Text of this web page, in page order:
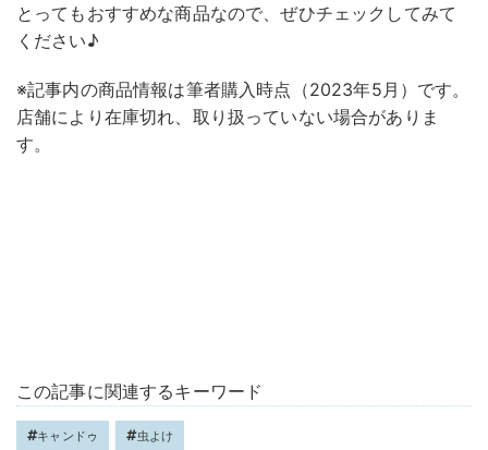
とってもおすすめな商品なので、ぜひチェックしてみて
ください♪
※記事内の商品情報は筆者購入時点（2023年5月）です。
店舗により在庫切れ、取り扱っていない場合がありま
す。
この記事に関連するキーワード
キャンドゥ 虫よけ